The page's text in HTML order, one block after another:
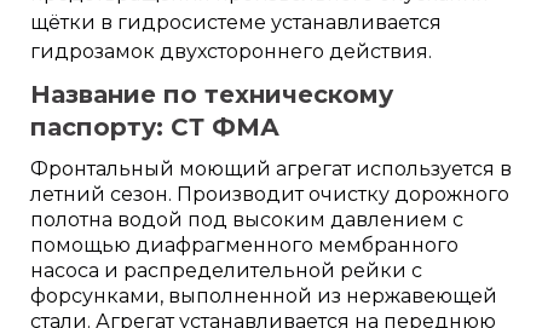
щётки в гидросистеме устанавливается
гидрозамок двухстороннего действия.
Название по техническому
паспорту: СТ ФМА
Фронтальный моющий агрегат используется в
летний сезон. Производит очистку дорожного
полотна водой под высоким давлением с
помощью диафрагменного мембранного
насоса и распределительной рейки с
форсунками, выполненной из нержавеющей
стали. Агрегат устанавливается на переднюю